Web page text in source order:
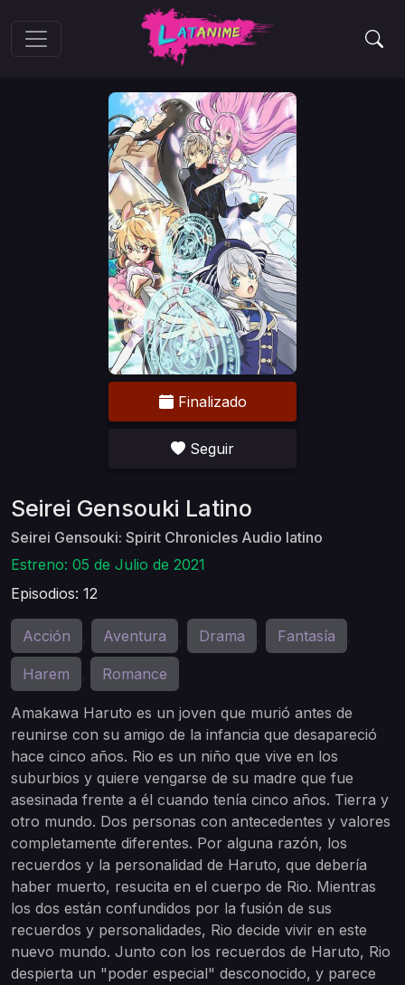
Finalizado
Seguir
Seirei Gensouki Latino
Seirei Gensouki: Spirit Chronicles Audio latino
Estreno: 05 de Julio de 2021
Episodios: 12
Acción Aventura Drama Fantasía
Harem Romance
Amakawa Haruto es un joven que murió antes de
reunirse con su amigo de la infancia que desapareció
hace cinco años. Rio es un niño que vive en los
suburbios y quiere vengarse de su madre que fue
asesinada frente a él cuando tenía cinco años. Tierra y
otro mundo. Dos personas con antecedentes y valores
completamente diferentes. Por alguna razón, los
recuerdos y la personalidad de Haruto, que debería
haber muerto, resucita en el cuerpo de Rio. Mientras
los dos están confundidos por la fusión de sus
recuerdos y personalidades, Rio decide vivir en este
nuevo mundo. Junto con los recuerdos de Haruto, Rio
despierta un "poder especial" desconocido, y parece